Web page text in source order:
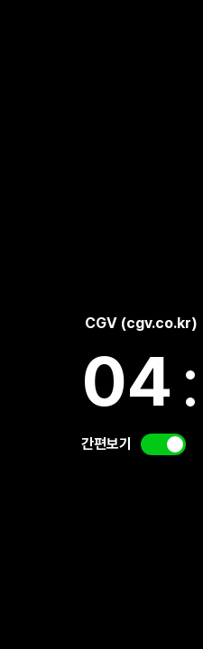
CGV (cgv.co.kr)
04:
간편보기